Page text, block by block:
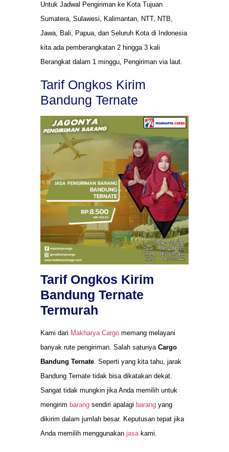
Untuk Jadwal Pengiriman ke Kota Tujuan
Sumatera, Sulawesi, Kalimantan, NTT, NTB,
Jawa, Bali, Papua, dan Seluruh Kota di Indonesia
kita ada pemberangkatan 2 hingga 3 kali
Berangkat dalam 1 minggu, Pengiriman via laut.
Tarif Ongkos Kirim
Bandung Ternate
Tarif Ongkos Kirim
Bandung Ternate
Termurah
Kami dari Makharya Cargo memang melayani
banyak rute pengiriman. Salah satunyaCargo
Bandung Ternate. Seperti yang kita tahu, jarak
Bandung Ternate tidak bisa dikatakan dekat.
Sangat tidak mungkin jika Anda memilih untuk
mengirim barang sendiri apalagi barang yang
dikirim dalam jumlah besar. Keputusan tepat jika
Anda memilih menggunakan jasakami.